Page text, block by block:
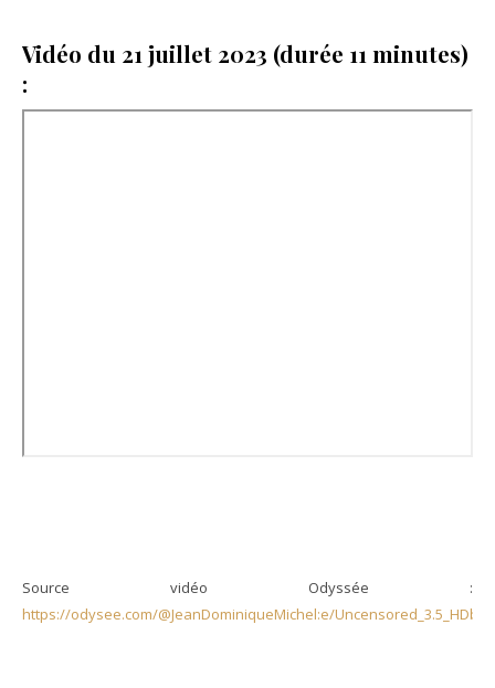
Vidéo du 21 juillet 2023 (durée 11 minutes)
:
Source vidéo Odyssée :
https://odysee.com/@JeanDominiqueMichel:e/Uncensored_3.5_HDb:3